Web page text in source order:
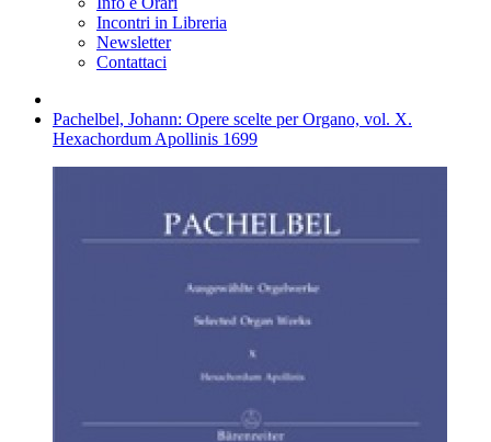
Incontri in Libreria
Newsletter
Contattaci
Pachelbel, Johann: Opere scelte per Organo, vol. X.
Hexachordum Apollinis 1699